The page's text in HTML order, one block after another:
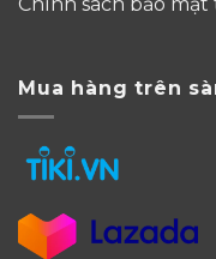
Mua hàng trên